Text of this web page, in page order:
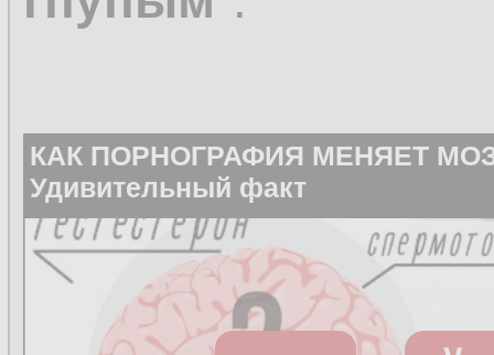
КАК ПОРНОГРАФИЯ МЕНЯЕТ
Удивительный факт